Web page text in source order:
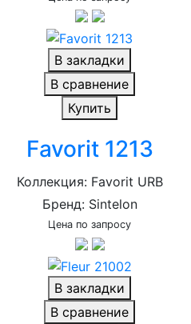
В закладки
В сравнение
Купить
Favorit 1213
Коллекция: Favorit URB
Бренд: Sintelon
Цена по запросу
В закладки
В сравнение